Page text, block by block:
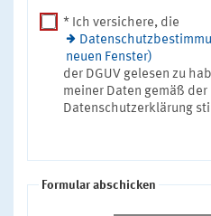
* Ich versichere, die
neuen Fenster)
der DGUV gelesen zu
meiner Daten gemäß der
Datenschutzerklärung
Formular abschicken